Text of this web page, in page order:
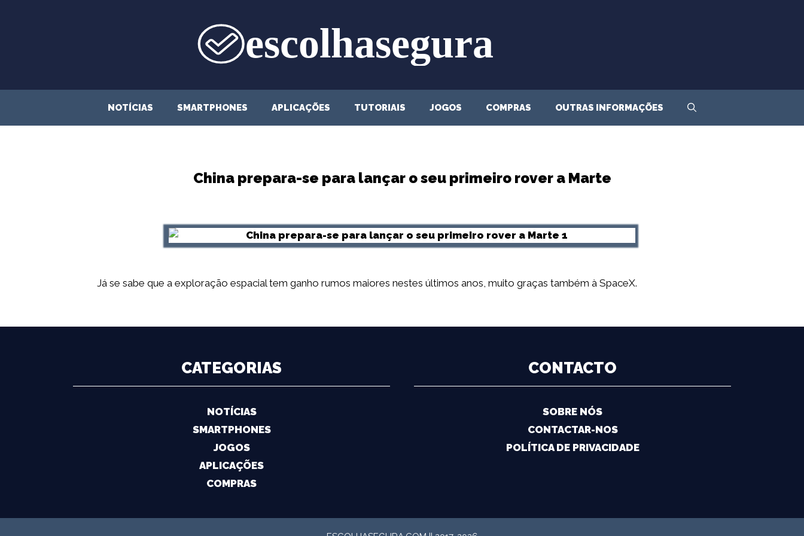
NOTÍCIAS SMARTPHONES APLICAÇÕES TUTORIAIS JOGOS COMPRAS OUTRAS INFORMAÇÕES
China prepara-se para lançar o seu primeiro rover a Marte
Já se sabe que a exploração espacial tem ganho rumos maiores nestes últimos anos, muito graças também à SpaceX.
CATEGORIAS
NOTÍCIAS
SMARTPHONES
JOGOS
APLICAÇÕES
COMPRAS
CONTACTO
SOBRE NÓS
CONTACTAR-NOS
POLÍTICA DE PRIVACIDADE